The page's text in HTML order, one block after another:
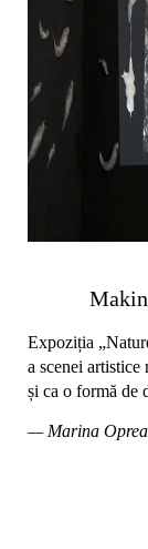
Expoziția
a scenei
și ca o formă de
— Marina Oprea